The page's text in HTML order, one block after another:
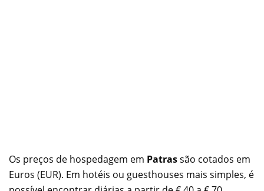
Os preços de hospedagem em Patrassão cotados em
Euros (EUR). Em hotéis ou guesthouses mais simples, é